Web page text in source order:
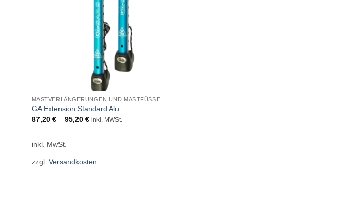
MASTVERLÄNGERUNGEN UND MASTFÜSSE
GA Extension Standard Alu
87,20 €– 95,20 € inkl. MWSt.
inkl. MwSt.
zzgl. Versandkosten